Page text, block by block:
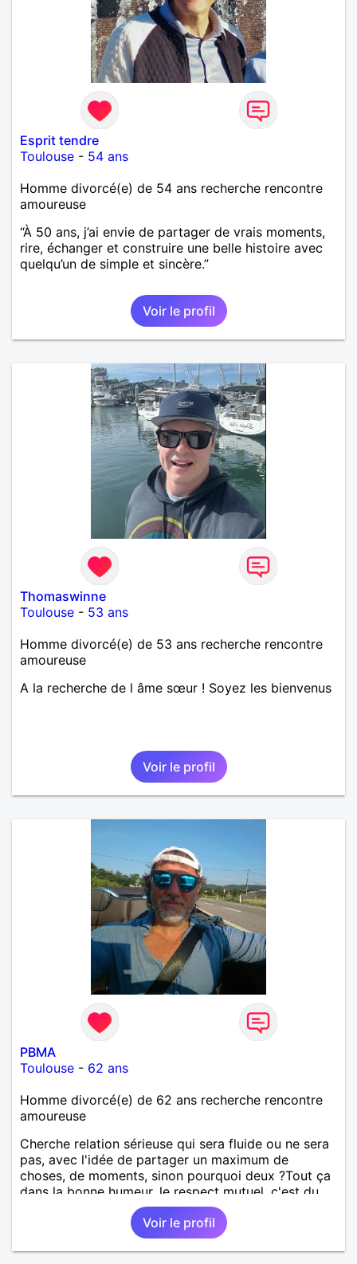
Esprit tendre
Toulouse - 54 ans
Homme divorcé(e) de 54 ans recherche rencontre
amoureuse
“À 50 ans, j’ai envie de partager de vrais moments,
rire, échanger et construire une belle histoire avec
quelqu’un de simple et sincère.”
Voir le profil
Thomaswinne
Toulouse - 53 ans
Homme divorcé(e) de 53 ans recherche rencontre
amoureuse
A la recherche de l âme sœur ! Soyez les bienvenus
Voir le profil
PBMA
Toulouse - 62 ans
Homme divorcé(e) de 62 ans recherche rencontre
amoureuse
Cherche relation sérieuse qui sera fluide ou ne sera
pas, avec l'idée de partager un maximum de
choses, de moments, sinon pourquoi deux ?Tout ça
dans la bonne humeur, le respect mutuel, c'est du
sérieux tout ça, mais sans se prendre au sérieux.
Jeu périlleux pour certains, impossible pour d'autres
, la vie elle même est si sérieuse s'il vous plaît,
personnes cherchant même involontairement les
Voir le profil